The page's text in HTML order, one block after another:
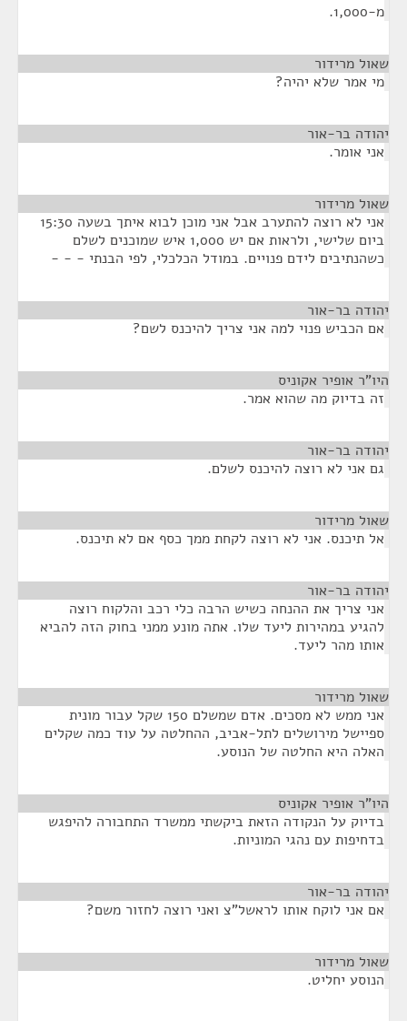
מ-1,000.
שאול מרידור
מי אמר שלא יהיה?
יהודה בר-אור
אני אומר.
שאול מרידור
אני לא רוצה להתערב אבל אני מוכן לבוא איתך בשעה 15:30
ביום שלישי, ולראות אם יש 1,000 איש שמוכנים לשלם
כשהנתיבים לידם פנויים. במודל הכלכלי, לפי הבנתי - - -
יהודה בר-אור
אם הכביש פנוי למה אני צריך להיכנס לשם?
היו"ר אופיר אקוניס
זה בדיוק מה שהוא אמר.
יהודה בר-אור
גם אני לא רוצה להיכנס לשלם.
שאול מרידור
אל תיכנס. אני לא רוצה לקחת ממך כסף אם לא תיכנס.
יהודה בר-אור
אני צריך את ההנחה כשיש הרבה כלי רכב והלקוח רוצה
להגיע במהירות ליעד שלו. אתה מונע ממני בחוק הזה להביא
אותו מהר ליעד.
שאול מרידור
אני ממש לא מסכים. אדם שמשלם 150 שקל עבור מונית
ספיישל מירושלים לתל-אביב, ההחלטה על עוד כמה שקלים
האלה היא החלטה של הנוסע.
היו"ר אופיר אקוניס
בדיוק על הנקודה הזאת ביקשתי ממשרד התחבורה להיפגש
בדחיפות עם נהגי המוניות.
יהודה בר-אור
אם אני לוקח אותו לראשל"צ ואני רוצה לחזור משם?
שאול מרידור
הנוסע יחליט.